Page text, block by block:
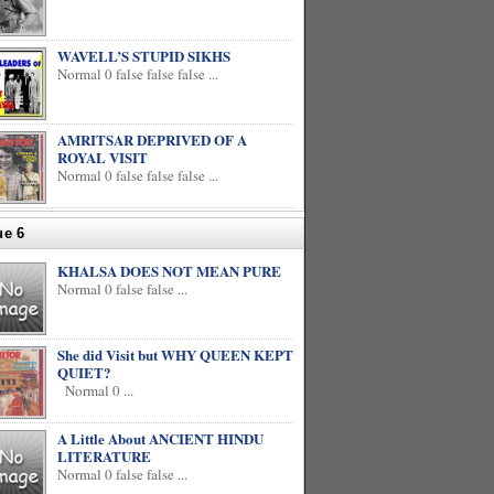
WAVELL’S STUPID SIKHS
Normal 0 false false false ...
AMRITSAR DEPRIVED OF A
ROYAL VISIT
Normal 0 false false false ...
6
KHALSA DOES NOT MEAN PURE
Normal 0 false false ...
She did Visit but WHY QUEEN KEPT
QUIET?
Normal 0 ...
A Little About ANCIENT HINDU
LITERATURE
Normal 0 false false ...